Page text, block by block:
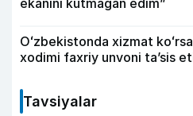
Oʻzbekistonda xizmat
xodimi faxriy unvoni taʼsis
Tavsiyalar